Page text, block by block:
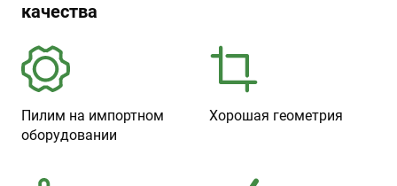
качества
Пилим на импортном
оборудовании
Хорошая геометрия